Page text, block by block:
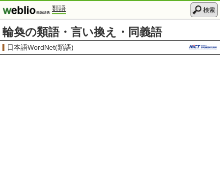
類語 検索
輪奐の類語・言い換え・同義語
日本語WordNet(類語)